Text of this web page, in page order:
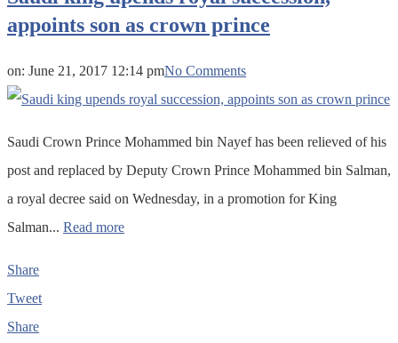
appoints son as crown prince
on: June 21, 2017 12:14 pmNo Comments
Saudi Crown Prince Mohammed bin Nayef has been relieved of his
post and replaced by Deputy Crown Prince Mohammed bin Salman,
a royal decree said on Wednesday, in a promotion for King
Salman... Read more
Share
Tweet
Share